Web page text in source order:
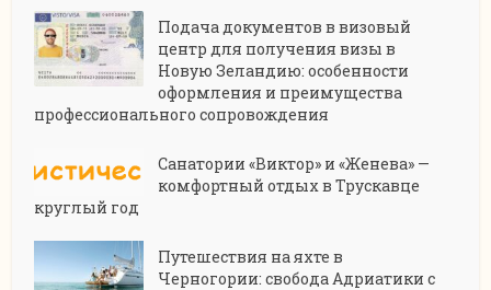
Подача документов в визовый
центр для получения визы в
Новую Зеландию: особенности
оформления и преимущества
профессионального сопровождения
Санатории «Виктор» и «Женева» —
комфортный отдых в Трускавце
круглый год
Путешествия на яхте в
Черногории: свобода Адриатики с